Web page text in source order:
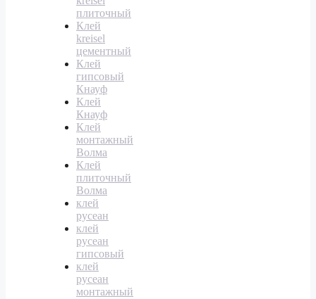
плиточный
Клей
kreisel
цементный
Клей
гипсовый
Кнауф
Клей
Кнауф
Клей
монтажный
Волма
Клей
плиточный
Волма
клей
русеан
клей
русеан
гипсовый
клей
русеан
монтажный